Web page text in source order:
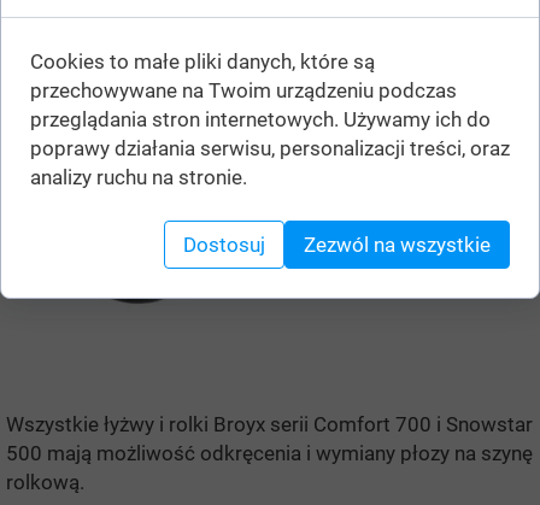
Wszystkie łyżwy i rolki Broyx serii Comfort 700 i Snowstar
500 mają możliwość odkręcenia i wymiany płozy na szynę
rolkową.
Cookies to małe pliki danych, które są
przechowywane na Twoim urządzeniu podczas
przeglądania stron internetowych. Używamy ich do
poprawy działania serwisu, personalizacji treści, oraz
analizy ruchu na stronie.
Dostosuj Zezwól na wszystkie